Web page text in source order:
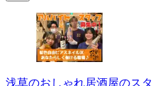
浅草のおしゃれ居酒屋のス